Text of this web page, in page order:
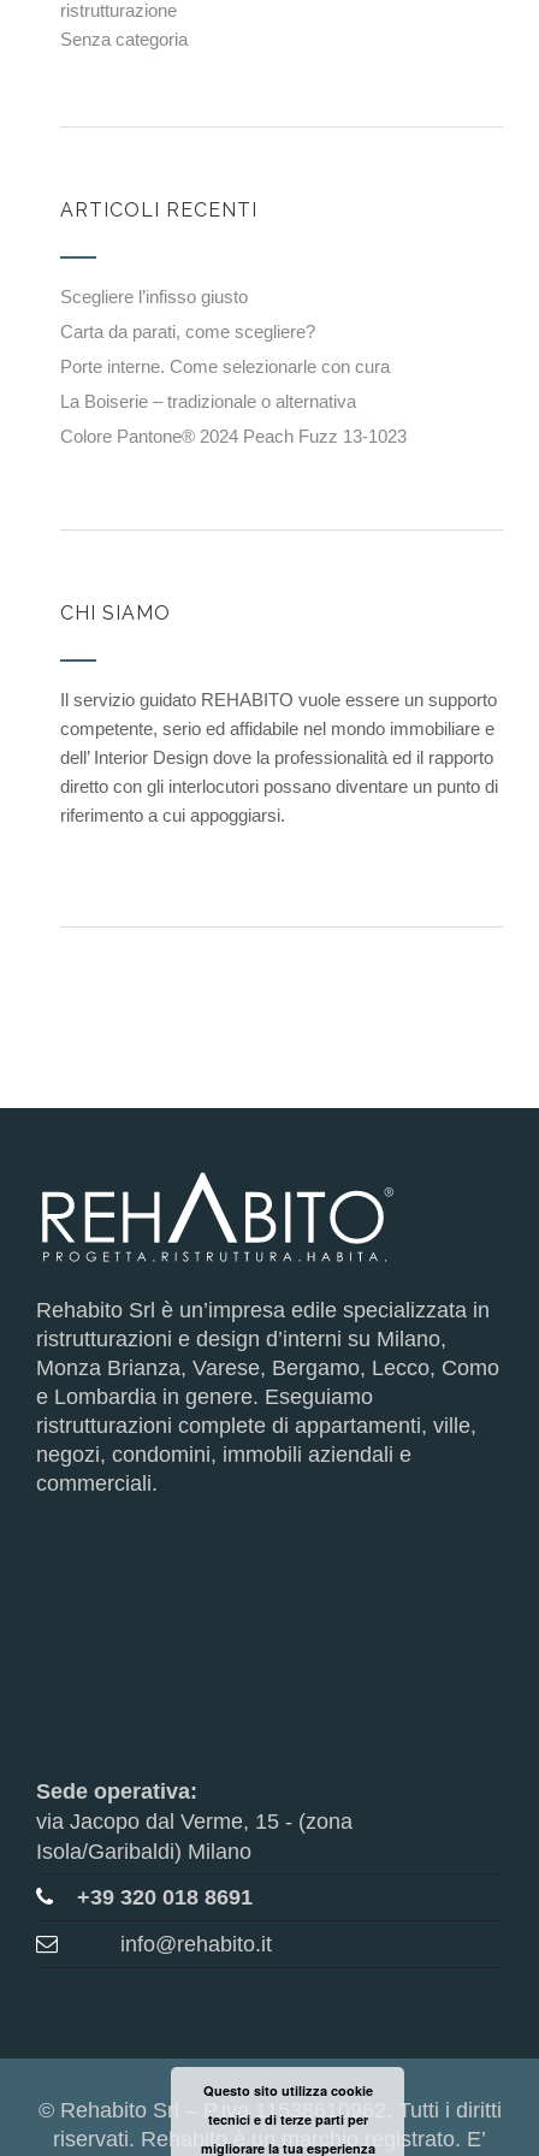
ristrutturazione
Senza categoria
ARTICOLI RECENTI
Scegliere l’infisso giusto
Carta da parati, come scegliere?
Porte interne. Come selezionarle con cura
La Boiserie – tradizionale o alternativa
Colore Pantone® 2024 Peach Fuzz 13-1023
CHI SIAMO
Il servizio guidato REHABITO vuole essere un supporto
competente, serio ed affidabile nel mondo immobiliare e
dell’ Interior Design dove la professionalità ed il rapporto
diretto con gli interlocutori possano diventare un punto di
riferimento a cui appoggiarsi.
Rehabito Srl è un’impresa edile specializzata in
ristrutturazioni e design d’interni su Milano,
Monza Brianza, Varese, Bergamo, Lecco, Como
e Lombardia in genere. Eseguiamo
ristrutturazioni complete di appartamenti, ville,
negozi, condomini, immobili aziendali e
commerciali.
Sede operativa:
via Jacopo dal Verme, 15 - (zona
Isola/Garibaldi) Milano
+39 320 018 8691
info@rehabito.it
© Rehabito Srl – P.iva 11538610962. Tutti i diritti
riservati. Rehabito è un marchio registrato. E’
Questo sito utilizza cookie
tecnici e di terze parti per
migliorare la tua esperienza